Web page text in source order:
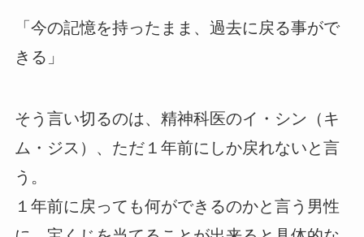
「今の記憶を持ったまま、過去に戻る事がで
きる」
そう言い切るのは、精神科医のイ・シン（キ
ム・ジス）、ただ１年前にしか戻れないと言
う。
１年前に戻っても何ができるのかと言う男性